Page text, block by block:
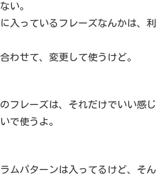
い。
入っているフレーズなんかは、利
わせて、変更して使うけど。
フレーズは、それだけでいい感じ
で使うよ。
ムパターンは入ってるけど、そん